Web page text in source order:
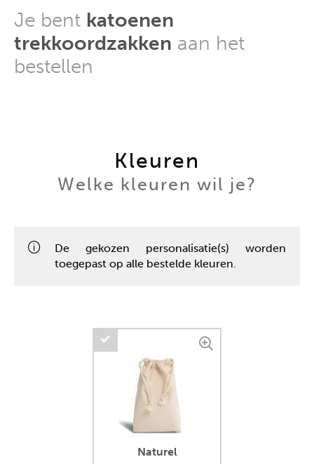
Je bent katoenen
trekkoordzakken aan het
bestellen
Kleuren
Welke kleuren wil je?
De gekozen personalisatie(s) worden
toegepast op alle bestelde kleuren.
Naturel